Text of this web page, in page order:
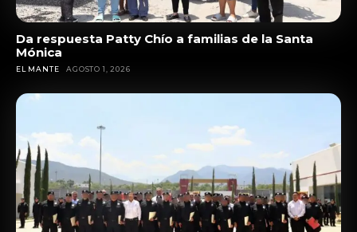
Da respuesta Patty Chío a familias de la Santa
Mónica
EL MANTE AGOSTO 1, 2026